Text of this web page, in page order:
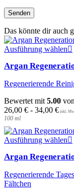
Das könnte dir auch
Ausführung wählen
Argan
Regenerierende
Bewertet mit 5.00
26,00 € - 34,00 €
100 ml
Ausführung wählen
Argan
Regenerierende
Fältchen